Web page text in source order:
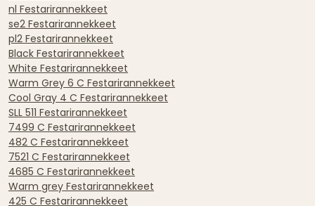
nl Festarirannekkeet
se2 Festarirannekkeet
pl2 Festarirannekkeet
Black Festarirannekkeet
White Festarirannekkeet
Warm Grey 6 C Festarirannekkeet
Cool Gray 4 C Festarirannekkeet
SLL 511 Festarirannekkeet
7499 C Festarirannekkeet
482 C Festarirannekkeet
7521 C Festarirannekkeet
4685 C Festarirannekkeet
Warm grey Festarirannekkeet
425 C Festarirannekkeet